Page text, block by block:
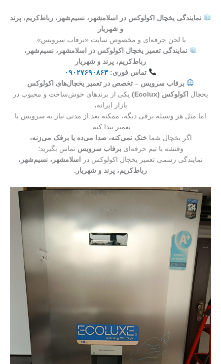
نمایندگی یخچال اکولوکس در اسلامشهر، نسیم‌شهر، رباط‌کریم، پرند
و شهریار
با لحن حرفه‌ای و مخصوص سایت «برفاب سرویس».
نمایندگی تعمیر یخچال اکولوکس در اسلامشهر، نسیم‌شهر،
رباط‌کریم، پرند و شهریار
تماس فوری: ۰۹۰۲۷۶۹۰۸۶۳
برفاب سرویس – تخصص در تعمیر یخچال‌های اکولوکس
یخچال اکولوکس (Ecolux)
یکی از برندهای خوش‌ساخت و محبوب در
بازار ایرانه،
اما مثل هر وسیله برقی دیگه، ممکنه بعد از مدتی نیاز به سرویس یا
تعمیر پیدا کنه.
اگر یخچال شما خنک نمی‌کنه، صدا می‌ده یا برفک می‌زنه،
وقتشه با تیم حرفه‌ایبرفاب سرویس تماس بگیرید؛
نمایندگی رسمی تعمیر یخچال اکولوکس در
اسلامشهر، نسیم‌شهر،
رباط‌کریم، پرند و شهریار.